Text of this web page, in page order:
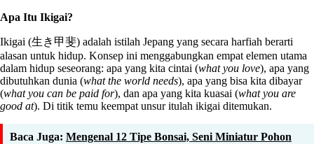
Apa Itu Ikigai?
Ikigai (生き甲斐) adalah istilah Jepang yang secara harfiah berarti
alasan untuk hidup. Konsep ini menggabungkan empat elemen utama
dalam hidup seseorang: apa yang kita cintai (what you love), apa yang
dibutuhkan dunia (what the world needs), apa yang bisa kita dibayar
(what you can be paid for), dan apa yang kita kuasai (what you are
good at). Di titik temu keempat unsur itulah ikigai ditemukan.
Baca Juga: Mengenal 12 Tipe Bonsai, Seni Miniatur Pohon